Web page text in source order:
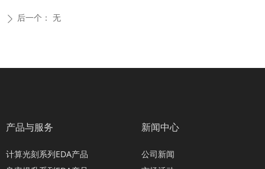
ꄲ 后一个： 无
产品与服务
计算光刻系列EDA产品
新闻中心
公司新闻